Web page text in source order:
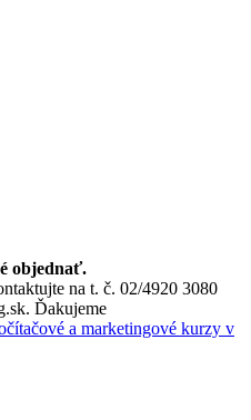
objednať.
na t. č. 02/4920 3080
Ďakujeme